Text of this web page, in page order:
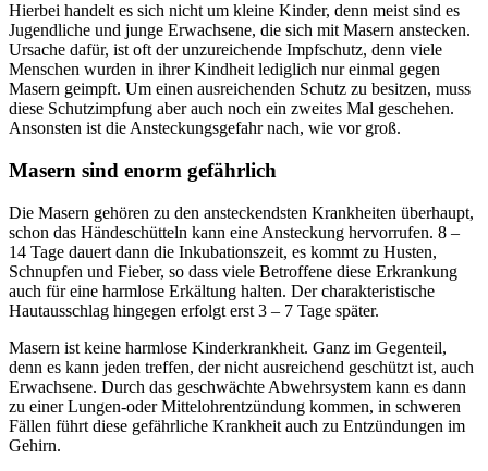
Hierbei handelt es sich nicht um kleine Kinder, denn meist sind es
Jugendliche und junge Erwachsene, die sich mit Masern anstecken.
Ursache dafür, ist oft der unzureichende Impfschutz, denn viele
Menschen wurden in ihrer Kindheit lediglich nur einmal gegen
Masern geimpft. Um einen ausreichenden Schutz zu besitzen, muss
diese Schutzimpfung aber auch noch ein zweites Mal geschehen.
Ansonsten ist die Ansteckungsgefahr nach, wie vor groß.
Masern sind enorm gefährlich
Die Masern gehören zu den ansteckendsten Krankheiten überhaupt,
schon das Händeschütteln kann eine Ansteckung hervorrufen. 8 –
14 Tage dauert dann die Inkubationszeit, es kommt zu Husten,
Schnupfen und Fieber, so dass viele Betroffene diese Erkrankung
auch für eine harmlose Erkältung halten. Der charakteristische
Hautausschlag hingegen erfolgt erst 3 – 7 Tage später.
Masern ist keine harmlose Kinderkrankheit. Ganz im Gegenteil,
denn es kann jeden treffen, der nicht ausreichend geschützt ist, auch
Erwachsene. Durch das geschwächte Abwehrsystem kann es dann
zu einer Lungen-oder Mittelohrentzündung kommen, in schweren
Fällen führt diese gefährliche Krankheit auch zu Entzündungen im
Gehirn.